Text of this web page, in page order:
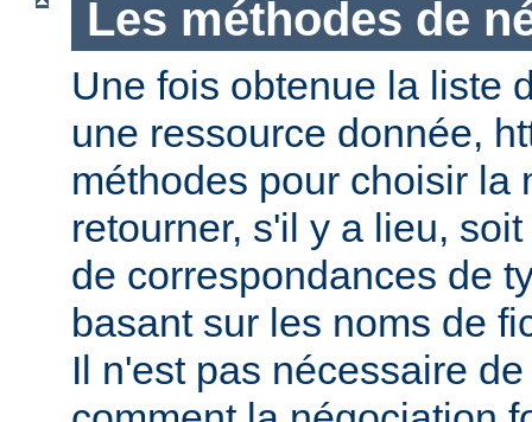
Les méthodes de
Une fois obtenue la liste
une ressource donnée,
méthodes pour choisir la
retourner, s'il y a lieu,
de correspondances de
basant sur les noms de
Il n'est pas nécessaire